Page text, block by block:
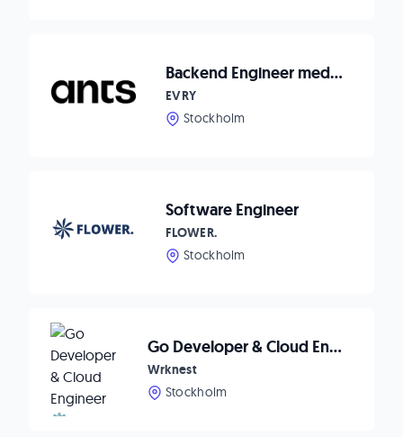
Backend Engineer med säkerhetsfokus - ConSecuty
EVRY
Stockholm
Software Engineer
FLOWER.
Stockholm
Go Developer & Cloud Engineer ⚙️
Wrknest
Stockholm